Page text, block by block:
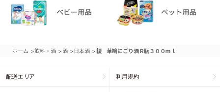
ホーム >飲料・酒 > 酒 > 日本酒 >榎 華鳩にごり酒Ｒ瓶３００ｍｌ
配送エリア 利用規約